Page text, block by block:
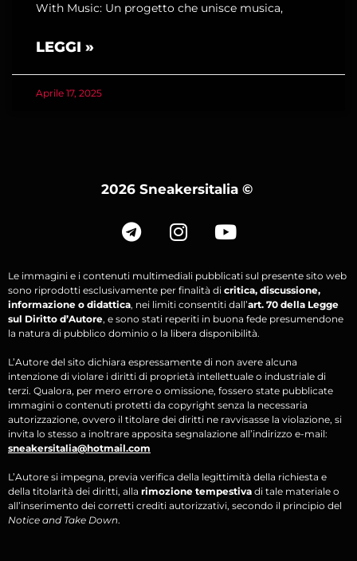
With Music: Un progetto che unisce musica,
LEGGI »
Aprile 17, 2025
2026 Sneakersitalia ©
Le immagini e i contenuti multimediali pubblicati sul presente sito web
sono riprodotti esclusivamente per finalità di critica, discussione,
informazione o didattica, nei limiti consentiti dall’art. 70 della Legge
sul Diritto d’Autore, e sono stati reperiti in buona fede presumendone
la natura di pubblico dominio o la libera disponibilità.
L’Autore del sito dichiara espressamente di non avere alcuna
intenzione di violare i diritti di proprietà intellettuale o industriale di
terzi. Qualora, per mero errore o omissione, fossero state pubblicate
immagini o contenuti protetti da copyright senza la necessaria
autorizzazione, ovvero il titolare dei diritti ne ravvisasse la violazione, si
invita lo stesso a inoltrare apposita segnalazione all’indirizzo e-mail:
sneakersitalia@hotmail.com
L’Autore si impegna, previa verifica della legittimità della richiesta e
della titolarità dei diritti, alla rimozione tempestiva di tale materiale o
all’inserimento dei corretti crediti autorizzativi, secondo il principio del
Notice and Take Down.